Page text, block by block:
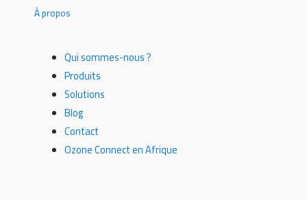
À propos
Qui sommes-nous ?
Produits
Solutions
Blog
Contact
Ozone Connect en Afrique